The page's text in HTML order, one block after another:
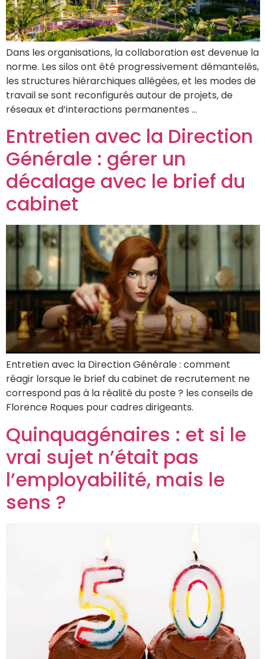
Dans les organisations, la collaboration est devenue la
norme. Les silos ont été progressivement démantelés,
les structures hiérarchiques allégées, et les modes de
travail se sont reconfigurés autour de projets, de
réseaux et d’interactions permanentes …
Entretien avec la Direction
Générale : gérer un
décalage avec le brief du
cabinet
Entretien avec la Direction Générale : comment
réagir lorsque le brief du cabinet de recrutement ne
correspond pas à la réalité du poste ? les conseils de
Florence Roques pour cadres dirigeants.
Quinquagénaires : et si le
vrai sujet n’était pas
l’employabilité, mais le
sens ?